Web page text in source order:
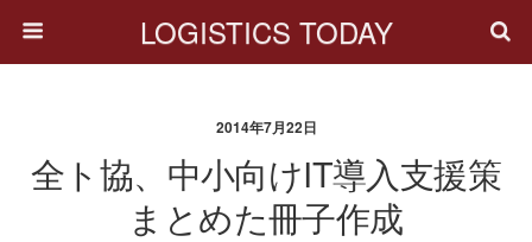
LOGISTICS TODAY
2014年7月22日
全ト協、中小向けIT導入支援策
まとめた冊子作成